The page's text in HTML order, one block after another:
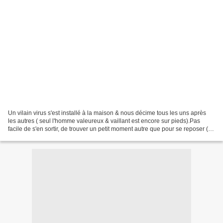
Un vilain virus s'est installé à la maison & nous décime tous les uns après
les autres ( seul l'homme valeureux & vaillant est encore sur pieds).Pas
facile de s'en sortir, de trouver un petit moment autre que pour se reposer (